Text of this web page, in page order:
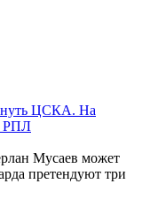
Мусаев может
претендуют три